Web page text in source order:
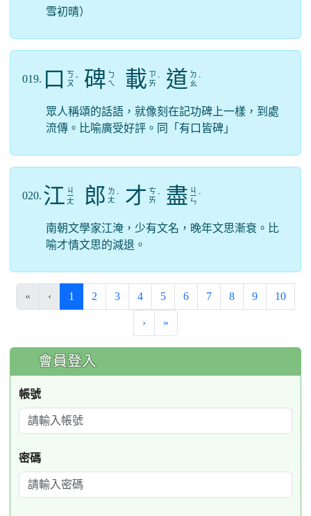
雪初晴）
019. 口
ㄎ
ㄡ ˇ 碑 ㄅ
ㄟ
載
ㄗ
ㄞ ˋ 道 ㄉ
ㄠ ˋ
眾人稱頌的話語，就像刻在記功碑上一樣，到處
流傳。比喻廣受好評。同「有口皆碑」
020. 江 ㄐ
ㄧ
ㄤ 郎 ㄌ
ㄤ ˊ 才 ㄘ
ㄞ ˊ 盡 ㄐ
ㄧ
ㄣ
ˋ
南朝文學家江淹，少有文名，晚年文思漸衰。比
喻才情文思的減退。
« ‹ 1 (current)
2 3 4 5 6 7 8 9 10
› »
:::
會員登入
帳號
密碼